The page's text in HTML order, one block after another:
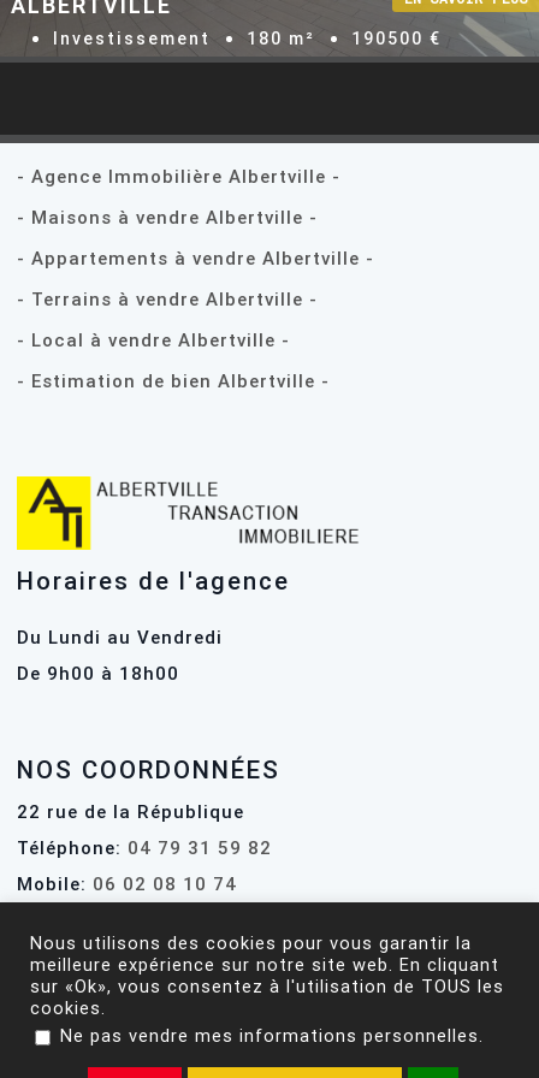
ALBERTVILLE
Investissement 180 m² 190500 €
- Agence Immobilière Albertville -
- Maisons à vendre Albertville -
- Appartements à vendre Albertville -
- Terrains à vendre Albertville -
- Local à vendre Albertville -
- Estimation de bien Albertville -
Horaires de l'agence
Du Lundi au Vendredi
De 9h00 à 18h00
NOS COORDONNÉES
22 rue de la République
Téléphone: 04 79 31 59 82
Mobile: 06 02 08 10 74
Web:www.ati-immo.fr
2020 -2026 | Mentions Légales| Tous droits réservés | Réalisé
parCréaDévWeb
Nous utilisons des cookies pour vous garantir la
meilleure expérience sur notre site web. En cliquant
sur «Ok», vous consentez à l'utilisation de TOUS les
cookies.
Ne pas vendre mes informations personnelles.